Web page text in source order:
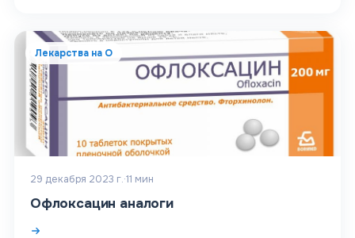
Лекарства на О
29 декабря 2023 г.·11 мин
Офлоксацин аналоги